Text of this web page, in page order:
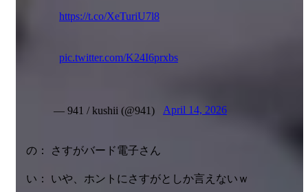
https://t.co/XeTuriU7l8
pic.twitter.com/K24I6prxbs
— 941 / kushii (@941) April 14, 2026
の： さすがバード電子さん
い： いや、ホントにさすがとしか言えないｗ